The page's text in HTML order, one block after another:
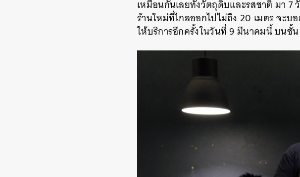
เหมือนกันเลยทั้งวัตถุดิบและรสชาติ มา 7
ร้านใหม่ที่ไกลออกไปไม่ถึง 20 เมตร จะบ
ให้บริการอีกครั้งในวันที่ 9 มีนาคมนี้ บนชั้
ค้นหา
SHARE